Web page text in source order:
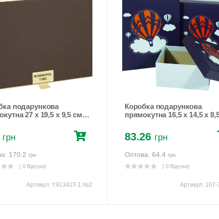
подарункова
27 х 19,5 х 9,5 см
грн
170.2 грн
( 0 Відгуки)
Артикул: Y91342T-1 №2
Коробка подарункова
прямокутна 16,5 х 14,5 х
83.26 грн
Оптова: 64.4 грн
( 0 Відгуки)
Артикул: